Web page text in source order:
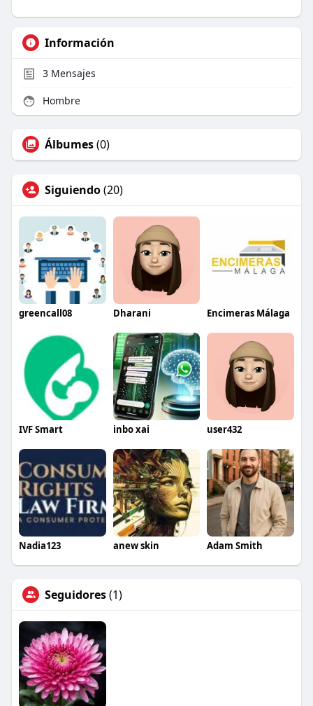
Información
3Mensajes
Hombre
Álbumes(0)
Siguiendo(20)
greencall08 Dharani Encimeras Málaga
IVF Smart inbo xai user432
Nadia123 anew skin Adam Smith
Seguidores(1)